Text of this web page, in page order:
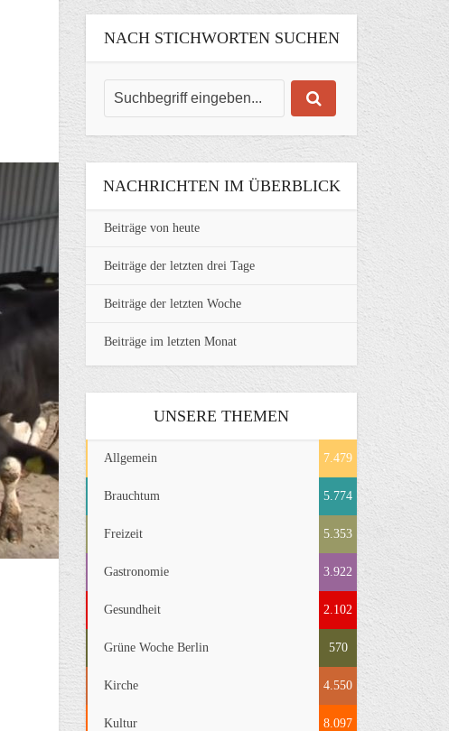
NACH STICHWORTEN SUCHEN
NACHRICHTEN IM ÜBERBLICK
Beiträge von heute
Beiträge der letzten drei Tage
Beiträge der letzten Woche
Beiträge im letzten Monat
UNSERE THEMEN
Allgemein 7.479
Brauchtum 5.774
Freizeit 5.353
Gastronomie 3.922
Gesundheit 2.102
Grüne Woche Berlin 570
Kirche 4.550
Kultur 8.097